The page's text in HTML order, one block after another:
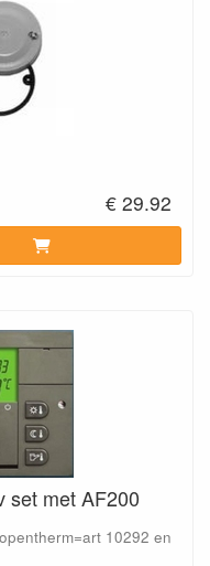
€ 29.92
set met AF200
10292 en